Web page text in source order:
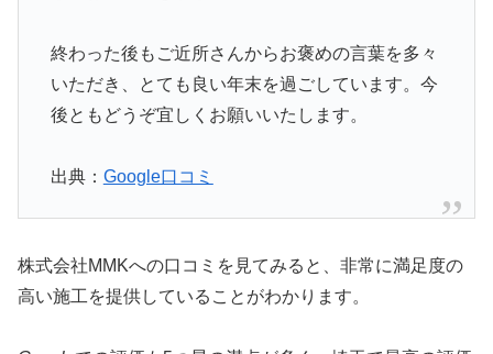
終わった後もご近所さんからお褒めの言葉を多々
いただき、とても良い年末を過ごしています。今
後ともどうぞ宜しくお願いいたします。
出典： Google口コミ
株式会社MMKへの口コミを見てみると、非常に満足度の
高い施工を提供していることがわかります。